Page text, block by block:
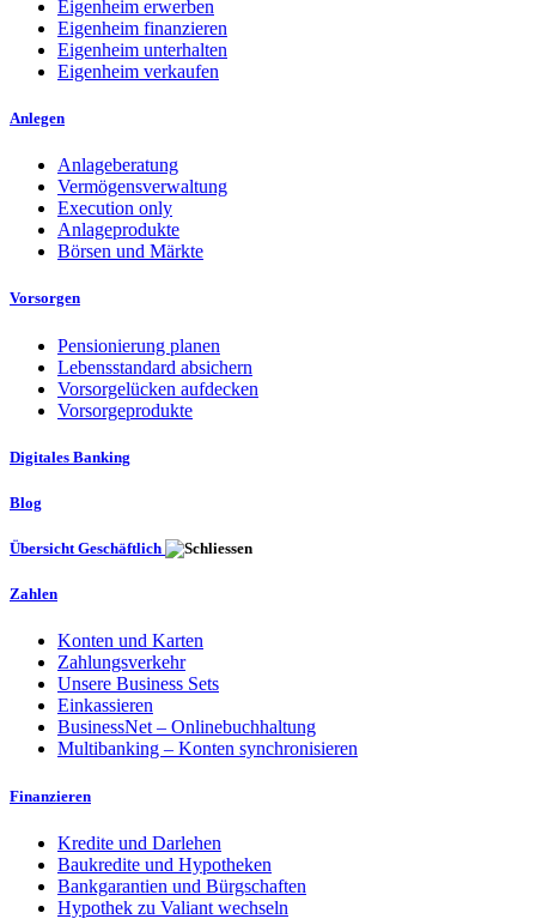
Eigenheim erwerben
Eigenheim finanzieren
Eigenheim unterhalten
Eigenheim verkaufen
Anlegen
Anlageberatung
Vermögensverwaltung
Execution only
Anlageprodukte
Börsen und Märkte
Vorsorgen
Pensionierung planen
Lebensstandard absichern
Vorsorgelücken aufdecken
Vorsorgeprodukte
Digitales Banking
Blog
Übersicht Geschäftlich
Zahlen
Konten und Karten
Zahlungsverkehr
Unsere Business Sets
Einkassieren
BusinessNet – Onlinebuchhaltung
Multibanking – Konten synchronisieren
Finanzieren
Kredite und Darlehen
Baukredite und Hypotheken
Bankgarantien und Bürgschaften
Hypothek zu Valiant wechseln